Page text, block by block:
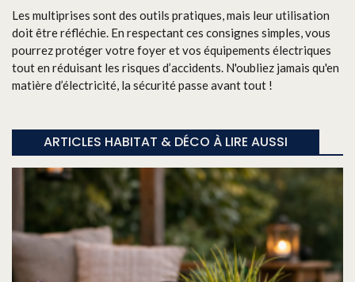
Les multiprises sont des outils pratiques, mais leur utilisation
doit être réfléchie. En respectant ces consignes simples, vous
pourrez protéger votre foyer et vos équipements électriques
tout en réduisant les risques d’accidents. N'oubliez jamais qu'en
matière d’électricité, la sécurité passe avant tout !
ARTICLES HABITAT & DÉCO À LIRE AUSSI